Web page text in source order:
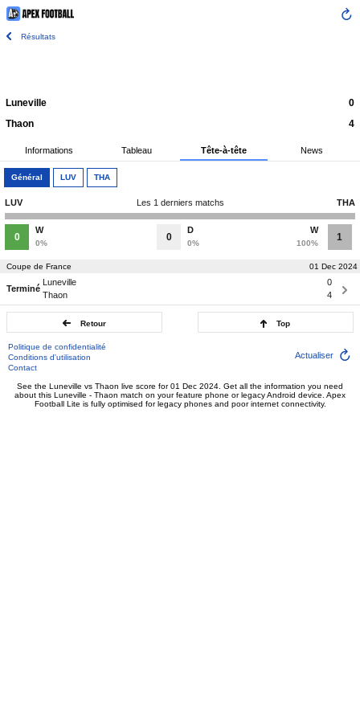
Résultats
Luneville
0
Thaon
4
Informations Tableau Tête-à-tête News
Général LUV THA
LUV Les 1 derniers matchs THA
0
W
0%
0
D
0%
W
100%
1
Coupe de France 01 Dec 2024
Terminé
Luneville
0
Thaon
4
Retour Top
Politique de confidentialité
Conditions d'utilisation
Contact
Actualiser
See the Luneville vs Thaon live score for 01 Dec 2024. Get all the information you need
about this Luneville - Thaon match on your feature phone or legacy Android device. Apex
Football Lite is fully optimised for legacy phones and poor internet connectivity.